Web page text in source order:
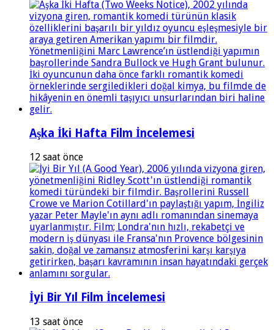
Aşka İki Hafta Film İncelemesi
12 saat önce
İyi Bir Yıl Film İncelemesi
13 saat önce